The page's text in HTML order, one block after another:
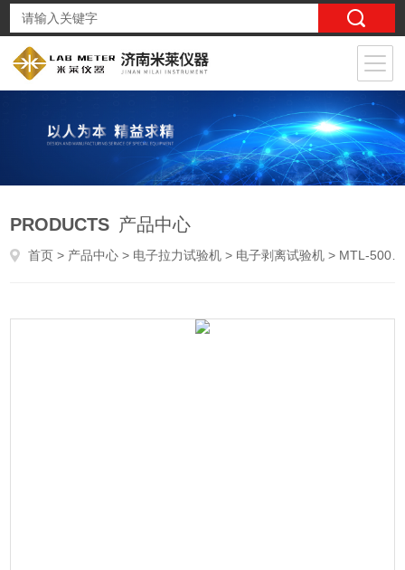
PRODUCTS 产品中心
首页 > 产品中心 > 电子拉力试验机 > 电子剥离试验机 > MTL-500N无纺布背胶剥离强度试验机